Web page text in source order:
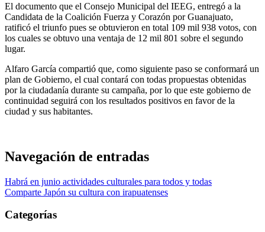
El documento que el Consejo Municipal del IEEG, entregó a la
Candidata de la Coalición Fuerza y Corazón por Guanajuato,
ratificó el triunfo pues se obtuvieron en total 109 mil 938 votos, con
los cuales se obtuvo una ventaja de 12 mil 801 sobre el segundo
lugar.
Alfaro García compartió que, como siguiente paso se conformará un
plan de Gobierno, el cual contará con todas propuestas obtenidas
por la ciudadanía durante su campaña, por lo que este gobierno de
continuidad seguirá con los resultados positivos en favor de la
ciudad y sus habitantes.
Navegación de entradas
Habrá en junio actividades culturales para todos y todas
Comparte Japón su cultura con irapuatenses
Categorías